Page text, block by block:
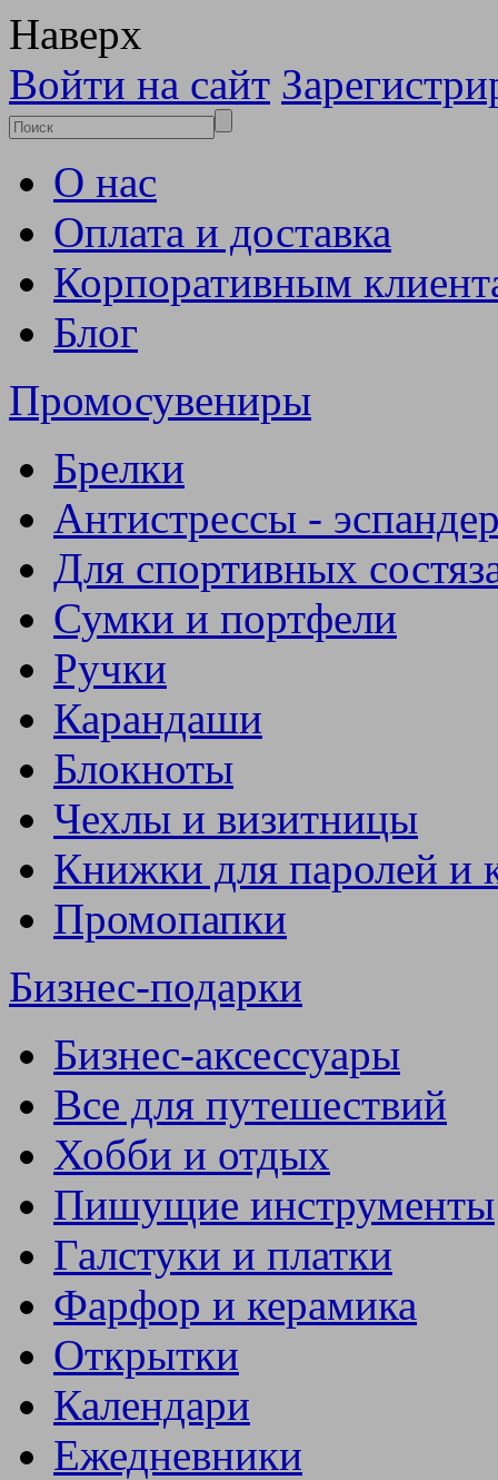
Наверх
Войти на сайт
О нас
Оплата и доставка
Корпоративным
Блог
Промосувениры
Брелки
Антистрессы -
Для спортивных
Сумки и портфели
Ручки
Карандаши
Блокноты
Чехлы и визитницы
Книжки для паролей и
Промопапки
Бизнес-подарки
Бизнес-аксессуары
Все для путешествий
Хобби и отдых
Пишущие инструменты
Галстуки и платки
Фарфор и керамика
Открытки
Календари
Ежедневники